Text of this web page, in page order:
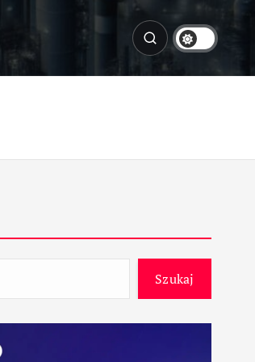
Szukaj